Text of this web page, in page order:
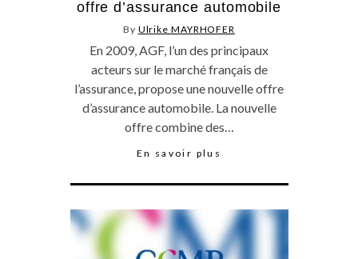
offre d’assurance automobile
By Ulrike MAYRHOFER
En 2009, AGF, l’un des principaux
acteurs sur le marché français de
l’assurance, propose une nouvelle offre
d’assurance automobile. La nouvelle
offre combine des…
En savoir plus